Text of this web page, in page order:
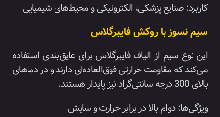
کاربرد: صنایع پزشکی، الکترونیکی و محیط‌های شیمیایی
سیم نسوز با روکش فایبرگلاس
این نوع سیم از الیاف فایبرگلاس برای عایق‌بندی استفاده
می‌کند که مقاومت حرارتی فوق‌العاده‌ای دارند و در دماهای
بالای 300 درجه سانتی‌گراد نیز پایدار هستند.
ویژگی‌ها: دوام بالا در برابر حرارت و سایش